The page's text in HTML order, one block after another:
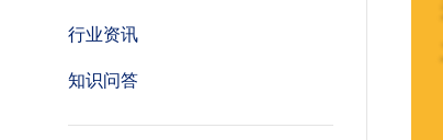
行业资讯
知识问答